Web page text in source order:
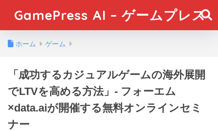
GamePress AI – ゲームプレス
ホーム ゲーム
「成功するカジュアルゲームの海外展開
でLTVを高める方法」- フォーエム
×data.aiが開催する無料オンラインセミ
ナー